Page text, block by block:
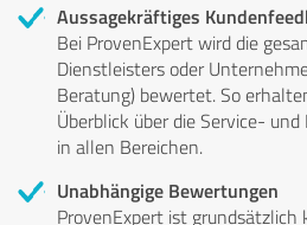
Aussagekräftiges
Bei ProvenExpert wird die
Dienstleisters oder
Beratung) bewertet. So
Überblick über die Service-
in allen Bereichen.
Unabhängige Bewertungen
ProvenExpert ist grundsätzlich